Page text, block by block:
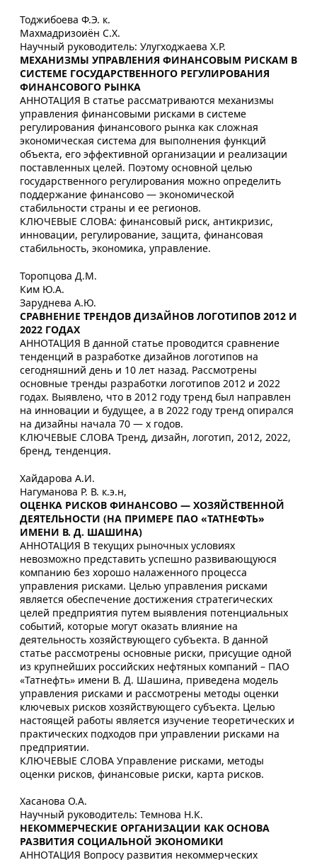
Тоджибоева Ф.Э. к.
Махмадризоиён С.Х.
Научный руководитель: Улугходжаева Х.Р.
МЕХАНИЗМЫ УПРАВЛЕНИЯ ФИНАНСОВЫМ РИСКАМ В
СИСТЕМЕ ГОСУДАРСТВЕННОГО РЕГУЛИРОВАНИЯ
ФИНАНСОВОГО РЫНКА
АННОТАЦИЯ В статье рассматриваются механизмы
управления финансовыми рисками в системе
регулирования финансового рынка как сложная
экономическая система для выполнения функций
объекта, его эффективной организации и реализации
поставленных целей. Поэтому основной целью
государственного регулирования можно определить
поддержание финансово — экономической
стабильности страны и ее регионов.
КЛЮЧЕВЫЕ СЛОВА: финансовый риск, антикризис,
инновации, регулирование, защита, финансовая
стабильность, экономика, управление.
Торопцова Д.М.
Ким Ю.А.
Заруднева А.Ю.
СРАВНЕНИЕ ТРЕНДОВ ДИЗАЙНОВ ЛОГОТИПОВ 2012 И
2022 ГОДАХ
АННОТАЦИЯ В данной статье проводится сравнение
тенденций в разработке дизайнов логотипов на
сегодняшний день и 10 лет назад. Рассмотрены
основные тренды разработки логотипов 2012 и 2022
годах. Выявлено, что в 2012 году тренд был направлен
на инновации и будущее, а в 2022 году тренд опирался
на дизайны начала 70 — х годов.
КЛЮЧЕВЫЕ СЛОВА Тренд, дизайн, логотип, 2012, 2022,
бренд, тенденция.
Хайдарова А.И.
Нагуманова Р. В. к.э.н,
ОЦЕНКА РИСКОВ ФИНАНСОВО — ХОЗЯЙСТВЕННОЙ
ДЕЯТЕЛЬНОСТИ (НА ПРИМЕРЕ ПАО «ТАТНЕФТЬ»
ИМЕНИ В. Д. ШАШИНА)
АННОТАЦИЯ В текущих рыночных условиях
невозможно представить успешно развивающуюся
компанию без хорошо налаженного процесса
управления рисками. Целью управления рисками
является обеспечение достижения стратегических
целей предприятия путем выявления потенциальных
событий, которые могут оказать влияние на
деятельность хозяйствующего субъекта. В данной
статье рассмотрены основные риски, присущие одной
из крупнейших российских нефтяных компаний – ПАО
«Татнефть» имени В. Д. Шашина, приведена модель
управления рисками и рассмотрены методы оценки
ключевых рисков хозяйствующего субъекта. Целью
настоящей работы является изучение теоретических и
практических подходов при управлении рисками на
предприятии.
КЛЮЧЕВЫЕ СЛОВА Управление рисками, методы
оценки рисков, финансовые риски, карта рисков.
Хасанова О.А.
Научный руководитель: Темнова Н.К.
НЕКОММЕРЧЕСКИЕ ОРГАНИЗАЦИИ КАК ОСНОВА
РАЗВИТИЯ СОЦИАЛЬНОЙ ЭКОНОМИКИ
АННОТАЦИЯ Вопросу развития некоммерческих